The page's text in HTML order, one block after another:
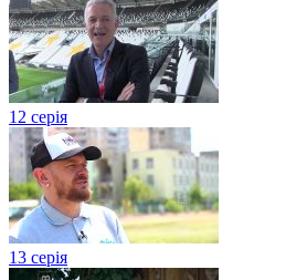
12 серія
13 серія